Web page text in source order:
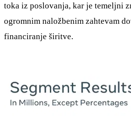
toka iz poslovanja, kar je temeljni
ogromnim naložbenim zahtevam
financiranje širitve.